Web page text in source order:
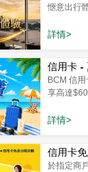
愜意出行
詳情>
信用卡 -
BCM 信
享高達
詳情>
信用卡
於指定商